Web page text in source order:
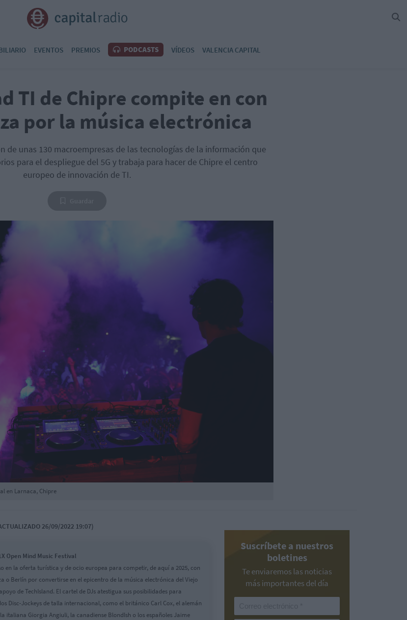
EVENTOS PREMIOS PODCASTS VÍDEOS VALENCIA CAPITAL
TI de Chipre compite en con
por la música electrónica
de unas 130 macroempresas de las tecnologías de la información que
para el despliegue del 5G y trabaja para hacer de Chipre el centro
europeo de innovación de TI.
en Larnaca, Chipre
26/09/2022 19:07)
Open Mind Music Festival
en la oferta turística y de ocio europea para competir, de aquí a 2025, con
o Berlín por convertirse en el epicentro de la música electrónica del Viejo
de TechIsland. El cartel de DJs atestigua sus posibilidades para
Disc-Jockeys de talla internacional, como el británico Carl Cox, el alemán
italiana Giorgia Angiuli, la canadiense BlondIsh o los españoles Jaime
Suscríbete a nuestros
boletines
Te enviaremos las noticias
más importantes del día